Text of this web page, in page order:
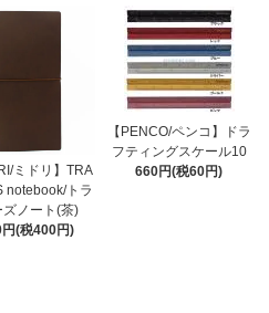
ミドリ】TRA
notebook/トラ
ズノート(茶)
(税400円)
【PENCO/ペンコ】ドラ
フティングスケール10
660円(税60円)